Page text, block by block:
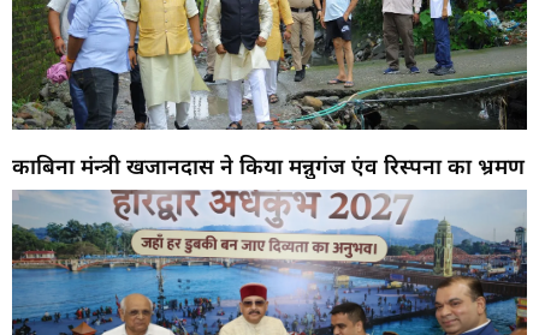
काबिना मंन्त्री खजानदास ने किया मन्नुगंज एंव रिस्पना का भ्रमण